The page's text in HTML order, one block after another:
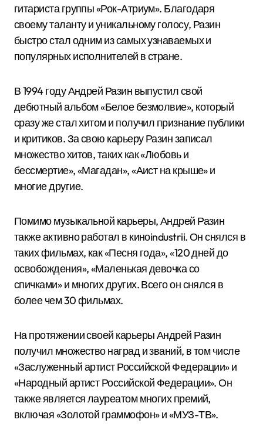
гитариста группы «Рок-Атриум». Благодаря
своему таланту и уникальному голосу, Разин
быстро стал одним из самых узнаваемых и
популярных исполнителей в стране.
В 1994 году Андрей Разин выпустил свой
дебютный альбом «Белое безмолвие», который
сразу же стал хитом и получил признание публики
и критиков. За свою карьеру Разин записал
множество хитов, таких как «Любовь и
бессмертие», «Магадан», «Аист на крыше» и
многие другие.
Помимо музыкальной карьеры, Андрей Разин
также активно работал в киноindustrii. Он снялся в
таких фильмах, как «Песня года», «120 дней до
освобождения», «Маленькая девочка со
спичками» и многих других. Всего он снялся в
более чем 30 фильмах.
На протяжении своей карьеры Андрей Разин
получил множество наград и званий, в том числе
«Заслуженный артист Российской Федерации» и
«Народный артист Российской Федерации». Он
также является лауреатом многих премий,
включая «Золотой граммофон» и «МУЗ-ТВ».